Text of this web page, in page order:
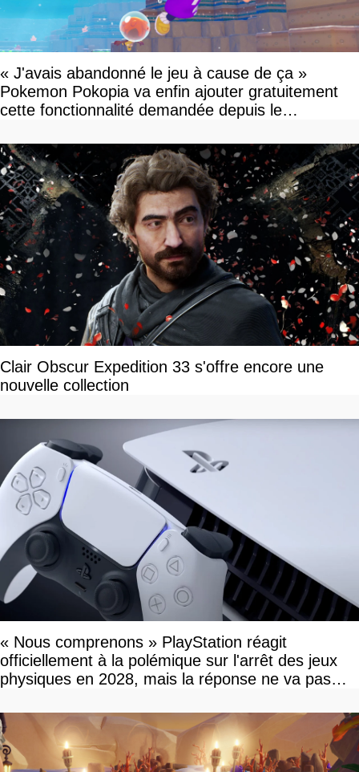
« J'avais abandonné le jeu à cause de ça »
Pokemon Pokopia va enfin ajouter gratuitement
cette fonctionnalité demandée depuis le
Clair Obscur Expedition 33 s'offre encore une
nouvelle collection
« Nous comprenons » PlayStation réagit
officiellement à la polémique sur l'arrêt des jeux
physiques en 2028, mais la réponse ne va pas